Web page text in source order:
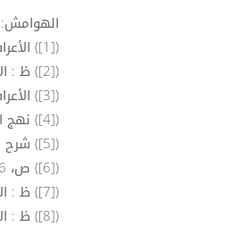
الهوامش:
([1]) الأعراف، 11، 12.
([2]) ظ : الأمثل، 4/ 585.
([3]) الأعراف 13.
([4]) نهج البلاغة، 2/ 138.
([5]) شرح نهج البلاغة، ابن أبي الحديد، 13/ 133.
([6]) ص، 76.
([7]) ظ : الأمثل، 4/ 585.
([8]) ظ : الأمثل، 8/ 65.